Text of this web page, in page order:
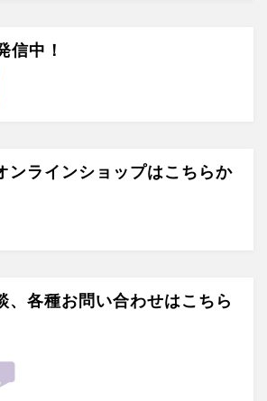
信中！
ンラインショップはこちらか
、各種お問い合わせはこちら